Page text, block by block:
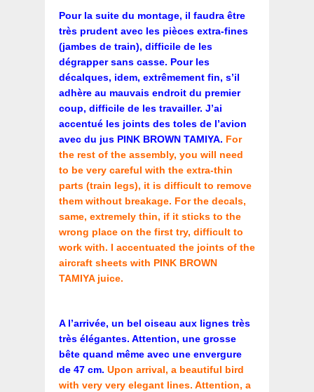
Pour la suite du montage, il faudra être
très prudent avec les pièces extra-fines
(jambes de train), difficile de les
dégrapper sans casse. Pour les
décalques, idem, extrêmement fin, s’il
adhère au mauvais endroit du premier
coup, difficile de les travailler. J’ai
accentué les joints des toles de l’avion
avec du jus PINK BROWN TAMIYA. For
the rest of the assembly, you will need
to be very careful with the extra-thin
parts (train legs), it is difficult to remove
them without breakage. For the decals,
same, extremely thin, if it sticks to the
wrong place on the first try, difficult to
work with. I accentuated the joints of the
aircraft sheets with PINK BROWN
TAMIYA juice.
A l’arrivée, un bel oiseau aux lignes très
très élégantes. Attention, une grosse
bête quand même avec une envergure
de 47 cm. Upon arrival, a beautiful bird
with very very elegant lines. Attention, a